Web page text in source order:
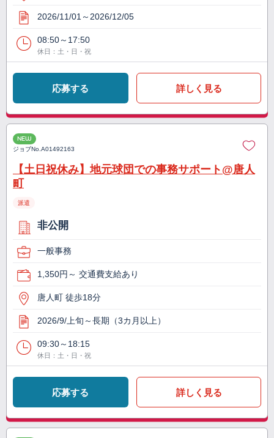
2026/11/01～2026/12/05
08:50～17:50
休日：土・日・祝
応募する 詳しく見る
NEW
ジョブNo.A01492163
【土日祝休み】地元球団での事務サポート@唐人
町
派遣
非公開
一般事務
1,350円～ 交通費支給あり
唐人町 徒歩18分
2026/9/上旬～長期（3カ月以上）
09:30～18:15
休日：土・日・祝
応募する 詳しく見る